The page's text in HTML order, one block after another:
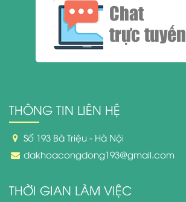
Chat
trực tuyến
THÔNG TIN LIÊN HỆ
Số 193 Bà Triệu - Hà Nội
dakhoacongdong193@gmail.com
THỜI GIAN LÀM VIỆC